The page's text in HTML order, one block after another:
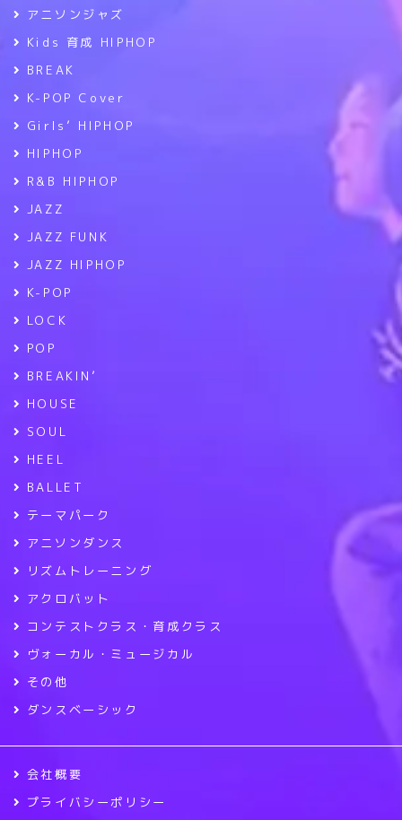
アニソンジャズ
Kids 育成 HIPHOP
BREAK
K-POP Cover
Girls’ HIPHOP
HIPHOP
R&B HIPHOP
JAZZ
JAZZ FUNK
JAZZ HIPHOP
K-POP
LOCK
POP
BREAKIN’
HOUSE
SOUL
HEEL
BALLET
テーマパーク
アニソンダンス
リズムトレーニング
アクロバット
コンテストクラス・育成クラス
ヴォーカル・ミュージカル
その他
ダンスベーシック
会社概要
プライバシーポリシー